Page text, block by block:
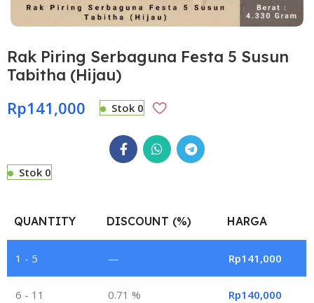
Rak Piring Serbaguna Festa 5 Susun
Tabitha (Hijau)
Rp141,000 Stok 0
Stok 0
QUANTITY DISCOUNT (%) HARGA
1 - 5 — Rp141,000
6 - 11 0.71 % Rp140,000